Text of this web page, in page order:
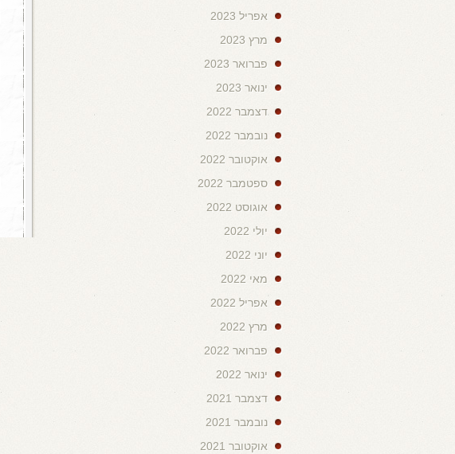
אפריל 2023
מרץ 2023
פברואר 2023
ינואר 2023
דצמבר 2022
נובמבר 2022
אוקטובר 2022
ספטמבר 2022
אוגוסט 2022
יולי 2022
יוני 2022
מאי 2022
אפריל 2022
מרץ 2022
פברואר 2022
ינואר 2022
דצמבר 2021
נובמבר 2021
אוקטובר 2021